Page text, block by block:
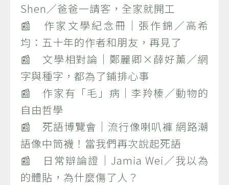
Shen／爸爸一請客，全家就開工
📰 作家文學紀念冊｜張作錦／高希
均：五十年的作者和朋友，再見了
📰 文學相對論｜鄭麗卿×薛好薰／網
字與種字，都為了鋪排心事
📰 作家有「毛」病｜李羚榛／動物的
自由哲學
📰 死語博覽會｜流行像喇叭褲 網路潮
語像中筒襪！當我們再次說起死語
📰 日常辯論證｜Jamia Wei／我以為
的體貼，為什麼傷了人？